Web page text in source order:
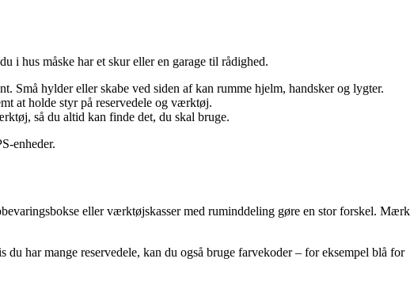
hus måske har et skur eller en garage til rådighed.
Små hylder eller skabe ved siden af kan rumme hjelm, handsker og lygter.
at holde styr på reservedele og værktøj.
så du altid kan finde det, du skal bruge.
enheder.
eller værktøjskasser med ruminddeling gøre en stor forskel. Mærk
har mange reservedele, kan du også bruge farvekoder – for eksempel blå for